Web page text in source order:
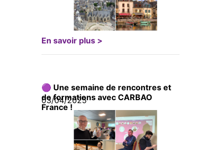
En savoir plus >
🟣 Une semaine de rencontres et
de formations avec CARBAO
France !
03/04/2025